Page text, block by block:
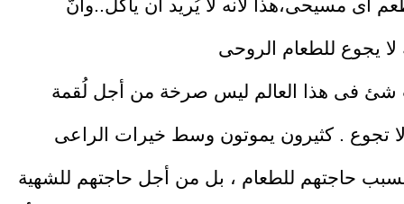
أى مسيحى،هذا لأنه لا يُريد أن يأكل..وأنَّ
فى هذا العالم ليس صرخة من أجل لُقمة
تجوع . كثيرون يموتون وسط خيرات الراعى